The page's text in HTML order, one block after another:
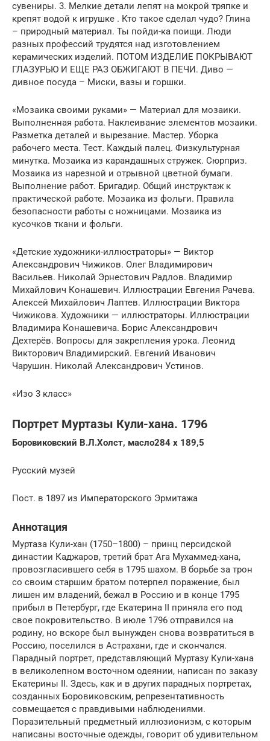
сувениры. 3. Мелкие детали лепят на мокрой тряпке и
крепят водой к игрушке . Кто такое сделал чудо? Глина
– природный материал. Ты пойди-ка поищи. Люди
разных профессий трудятся над изготовлением
керамических изделий. ПОТОМ ИЗДЕЛИЕ ПОКРЫВАЮТ
ГЛАЗУРЬЮ И ЕЩЕ РАЗ ОБЖИГАЮТ В ПЕЧИ. Диво —
дивное посуда – Миски, вазы и горшки.
«Мозаика своими руками» — Материал для мозаики.
Выполненная работа. Наклеивание элементов мозаики.
Разметка деталей и вырезание. Мастер. Уборка
рабочего места. Тест. Каждый палец. Физкультурная
минутка. Мозаика из карандашных стружек. Cюрприз.
Мозаика из нарезной и отрывной цветной бумаги.
Выполнение работ. Бригадир. Общий инструктаж к
практической работе. Мозаика из фольги. Правила
безопасности работы с ножницами. Мозаика из
кусочков ткани и фольги.
«Детские художники-иллюстраторы» — Виктор
Александрович Чижиков. Олег Владимирович
Васильев. Николай Эрнестович Радлов. Владимир
Михайлович Конашевич. Иллюстрации Евгения Рачева.
Алексей Михайлович Лаптев. Иллюстрации Виктора
Чижикова. Художники — иллюстраторы. Иллюстрации
Владимира Конашевича. Борис Александрович
Дехтерёв. Вопросы для закрепления урока. Леонид
Викторович Владимирский. Евгений Иванович
Чарушин. Николай Александрович Устинов.
«Изо 3 класс»
Портрет Муртазы Кули-хана. 1796
Боровиковский В.Л.Холст, масло284 x 189,5
Русский музей
Пост. в 1897 из Императорского Эрмитажа
Аннотация
Муртаза Кули-хан (1750–1800) – принц персидской
династии Каджаров, третий брат Ага Мухаммед-хана,
провозгласившего себя в 1795 шахом. В борьбе за трон
со своим старшим братом потерпел поражение, был
лишен им владений, бежал в Россию и в конце 1795
прибыл в Петербург, где Екатерина II приняла его под
свое покровительство. В июле 1796 отправился на
родину, но вскоре был вынужден снова возвратиться в
Россию, поселился в Астрахани, где и скончался.
Парадный портрет, представляющий Муртазу Кули-хана
в великолепном восточном одеянии, написан по заказу
Екатерины II. Здесь, как и в других парадных портретах,
созданных Боровиковским, репрезентативность
совмещается с правдивыми наблюдениями.
Поразительный предметный иллюзионизм, с которым
написаны восточные одежды, говорит об удивительном